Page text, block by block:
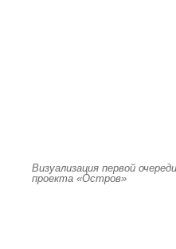
Визуализация первой
проекта «Остров»